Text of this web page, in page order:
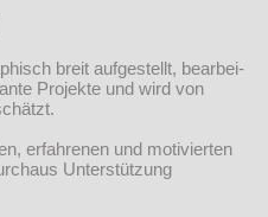
breit aufgestellt, bearbei­
Projekte und wird von
erfahrenen und motivier­ten
Unterstützung